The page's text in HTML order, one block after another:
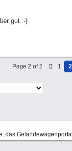
gut :-)
Page 2 of 2 1
2
das